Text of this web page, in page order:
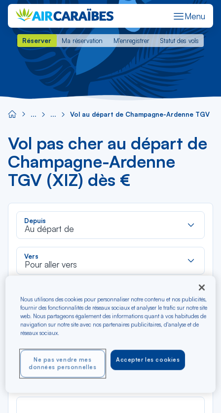
Menu
Réserver Ma réservation M'enregistrer Statut des vols
Réserver Ma réservation M'enregistrer Statut des vols
Vol au départ de Champagne-Ardenne TGV
Vol pas cher au départ de
Champagne-Ardenne
TGV (XIZ) dès €
Depuis
Au départ de
Vers
Pour aller vers
Aller-Retour Aller simple
Filtrer Vider
Précédent
AOÛ 2026
N/A*
Aller / Retour — Économique
Nous utilisons des cookies pour personnaliser notre contenu et nos publicités,
fournir des fonctionnalités de réseaux sociaux et analyser le trafic sur notre site
web. Nous partageons également des informations quant à vos habitudes de
navigation sur notre site avec nos partenaires publicitaires, d'analyse et de
réseaux sociaux.
Accepter les cookies
Ne pas vendre mes
données personnelles